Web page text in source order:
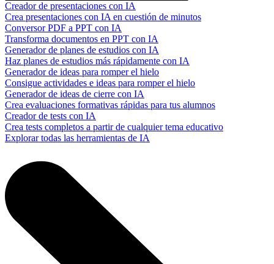
Creador de presentaciones con IA
Crea presentaciones con IA en cuestión de minutos
Conversor PDF a PPT con IA
Transforma documentos en PPT con IA
Generador de planes de estudios con IA
Haz planes de estudios más rápidamente con IA
Generador de ideas para romper el hielo
Consigue actividades e ideas para romper el hielo
Generador de ideas de cierre con IA
Crea evaluaciones formativas rápidas para tus alumnos
Creador de tests con IA
Crea tests completos a partir de cualquier tema educativo
Explorar todas las herramientas de IA